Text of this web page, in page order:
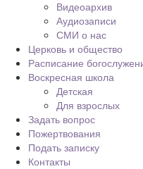
Видеоархив
Аудиозаписи
СМИ о нас
Церковь и общество
Расписание
Воскресная школа
Детская
Для взрослых
Задать вопрос
Пожертвования
Подать записку
Контакты